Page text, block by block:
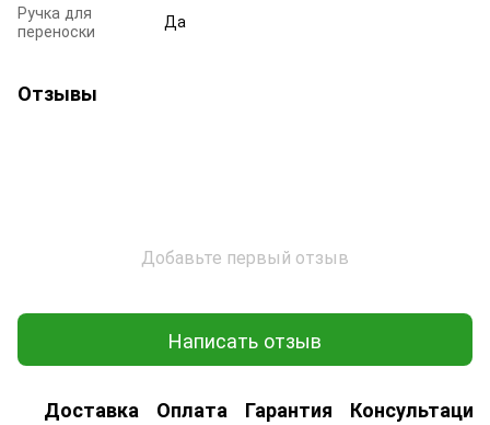
Ручка для
переноски
Да
Отзывы
Добавьте первый отзыв
Написать отзыв
Доставка Оплата Гарантия Консультация